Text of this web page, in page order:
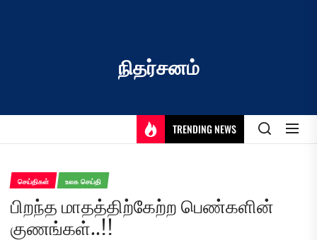
நிதர்சனம்
TRENDING NEWS
செய்திகள் உலக செய்தி
பிறந்த மாதத்திற்கேற்ற பெண்களின்
குணங்கள்..!!